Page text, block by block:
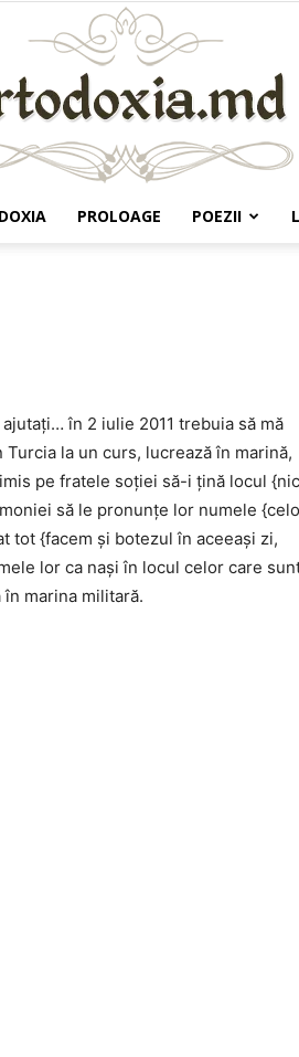
PROLOAGE POEZII
în 2 iulie 2011 trebuia să mă
la un curs, lucrează în marină,
pe fratele soţiei să-i ţină locul
să le pronunţe lor numele
tot {facem şi botezul în aceeaşi zi,
lor ca naşi în locul celor care
marina militară.